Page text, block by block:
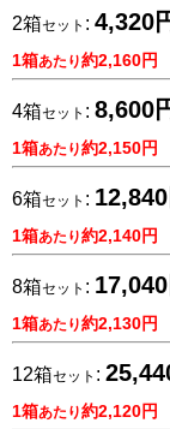
2箱セット : 4,320
1箱あたり約2,160円
4箱セット : 8,600
1箱あたり約2,150円
6箱セット : 12,840
1箱あたり約2,140円
8箱セット : 17,040
1箱あたり約2,130円
12箱セット :
1箱あたり約2,120円